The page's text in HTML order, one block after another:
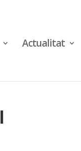
Actualitat